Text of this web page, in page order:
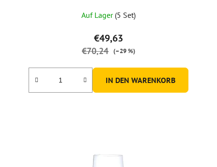
Auf Lager (5 Set)
€49,63
€70,24 (–29 %)
IN DEN WARENKORB